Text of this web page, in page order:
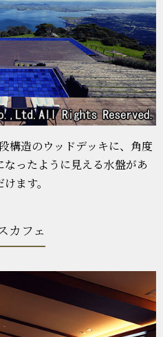
構造のウッドデッキに、角度
ったように見える水盤があ
ます。
カフェ